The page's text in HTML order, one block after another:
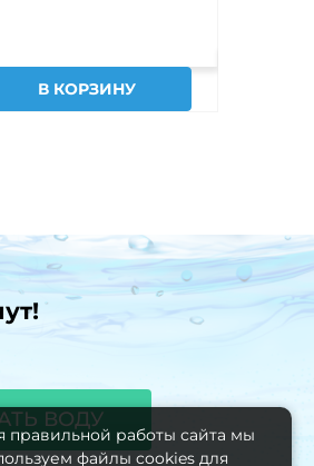
В КОРЗИНУ
ВОДУ
правильной работы сайта мы
файлы cookies для